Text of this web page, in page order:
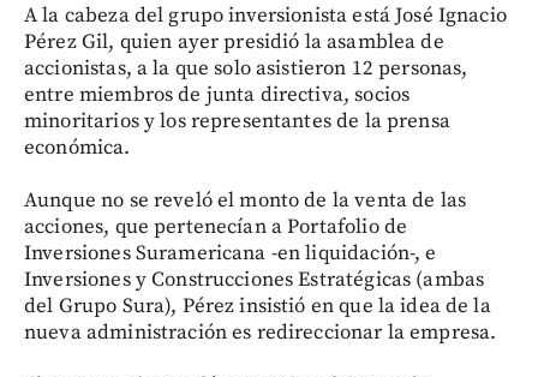
A la cabeza del grupo inversionista está José Ignacio
Pérez Gil, quien ayer presidió la asamblea de
accionistas, a la que solo asistieron 12 personas,
entre miembros de junta directiva, socios
minoritarios y los representantes de la prensa
económica.
Aunque no se reveló el monto de la venta de las
acciones, que pertenecían a Portafolio de
Inversiones Suramericana -en liquidación-, e
Inversiones y Construcciones Estratégicas (ambas
del Grupo Sura), Pérez insistió en que la idea de la
nueva administración es redireccionar la empresa.